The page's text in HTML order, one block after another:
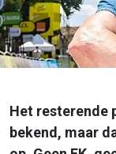
Het resterende
bekend, maar